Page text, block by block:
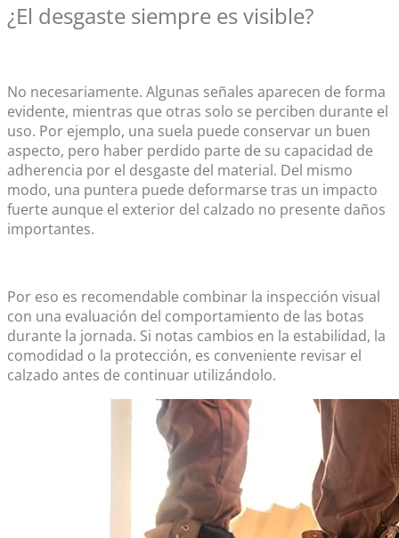
¿El desgaste siempre es visible?
No necesariamente. Algunas señales aparecen de forma
evidente, mientras que otras solo se perciben durante el
uso. Por ejemplo, una suela puede conservar un buen
aspecto, pero haber perdido parte de su capacidad de
adherencia por el desgaste del material. Del mismo
modo, una puntera puede deformarse tras un impacto
fuerte aunque el exterior del calzado no presente daños
importantes.
Por eso es recomendable combinar la inspección visual
con una evaluación del comportamiento de las botas
durante la jornada. Si notas cambios en la estabilidad, la
comodidad o la protección, es conveniente revisar el
calzado antes de continuar utilizándolo.